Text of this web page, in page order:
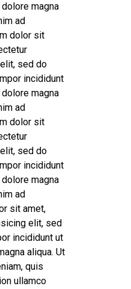
magna
ad
dolor sit
sed do
incididunt
magna
ad
dolor sit
sed do
incididunt
magna
ad
sit amet,
elit, sed
incididunt ut
aliqua. Ut
quis
ullamco